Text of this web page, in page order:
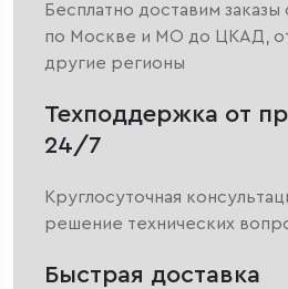
Бесплатно доставим заказы
по Москве и МО до ЦКАД,
другие регионы
Техподдержка от
24/7
Круглосуточная
решение технических
Быстрая доставка